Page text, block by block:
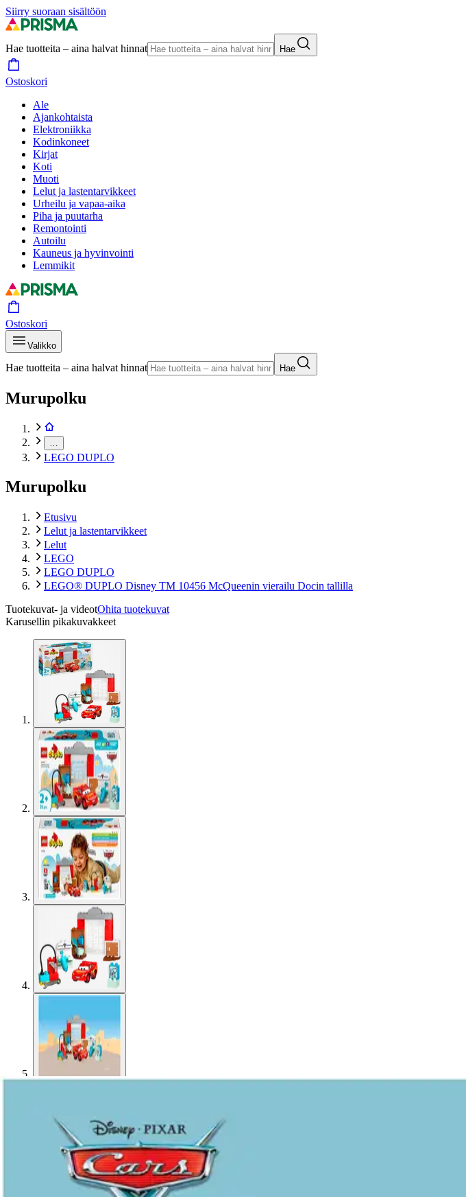
Siirry suoraan sisältöön
Hae tuotteita – aina halvat hinnat Hae
Ostoskori
Ale
Ajankohtaista
Elektroniikka
Kodinkoneet
Kirjat
Koti
Muoti
Lelut ja lastentarvikkeet
Urheilu ja vapaa-aika
Piha ja puutarha
Remontointi
Autoilu
Kauneus ja hyvinvointi
Lemmikit
Ostoskori
Valikko
Hae tuotteita – aina halvat hinnat Hae
Murupolku
LEGO DUPLO
Murupolku
Etusivu
Lelut ja lastentarvikkeet
Lelut
LEGO
LEGO DUPLO
LEGO® DUPLO Disney TM 10456 McQueenin vierailu Docin tallilla
Tuotekuvat- ja videotOhita tuotekuvat
Karusellin pikakuvakkeet